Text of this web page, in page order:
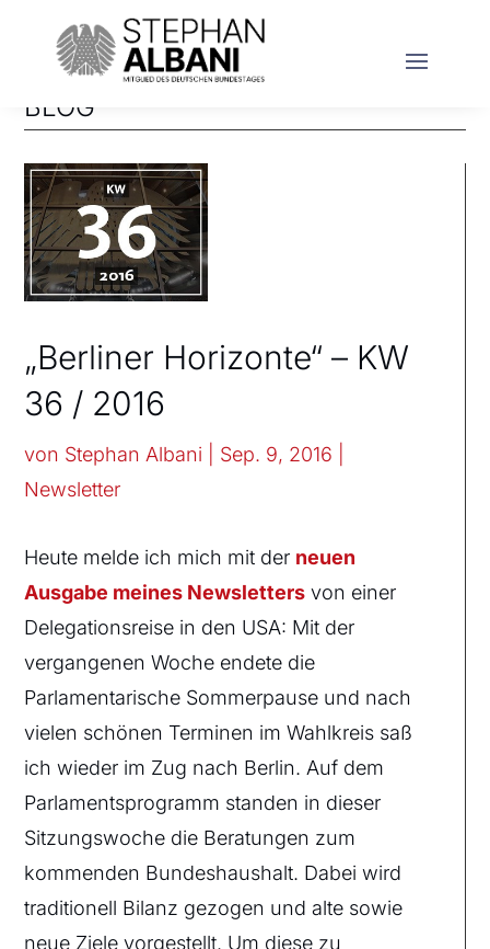
BLOG
„Berliner Horizonte“ – KW
36 / 2016
von Stephan Albani Sep. 9, 2016
Newsletter
Heute melde ich mich mit der neuen
Ausgabe meines Newsletters von einer
Delegationsreise in den USA: Mit der
vergangenen Woche endete die
Parlamentarische Sommerpause und nach
vielen schönen Terminen im Wahlkreis saß
ich wieder im Zug nach Berlin. Auf dem
Parlamentsprogramm standen in dieser
Sitzungswoche die Beratungen zum
kommenden Bundeshaushalt. Dabei wird
traditionell Bilanz gezogen und alte sowie
neue Ziele vorgestellt. Um diese zu